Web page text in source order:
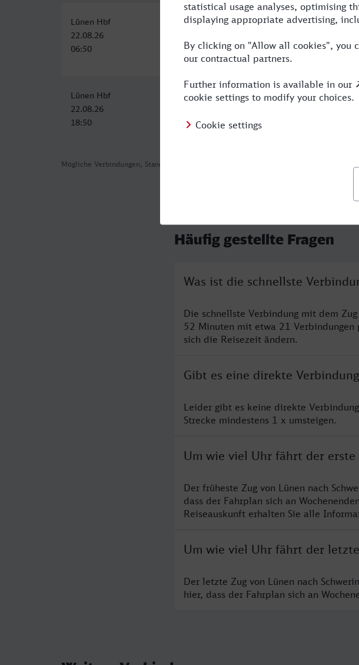
Mögliche Verbindungen, Stand: 2026-08-08 02:43
Lünen Hbf
22.08.26
06:50
Schwerin Hbf
6:02 2
Lünen Hbf
22.08.26
18:50
Schwerin Hbf
5:29 2
Häufig gestellte Fragen
Was ist die schnellste
Die schnellste Verbindung mit dem
52 Minuten mit etwa 21 Verbindungen
sich die Reisezeit ändern.
Gibt es eine direkte
Leider gibt es keine direkte
Strecke mindestens 1 x umsteigen.
Um wie viel Uhr fährt der erste
Der früheste Zug von Lünen nach
dass der Fahrplan sich an
Reiseauskunft erhalten Sie alle
Um wie viel Uhr fährt der
Der letzte Zug von Lünen nach
hier, dass der Fahrplan sich an